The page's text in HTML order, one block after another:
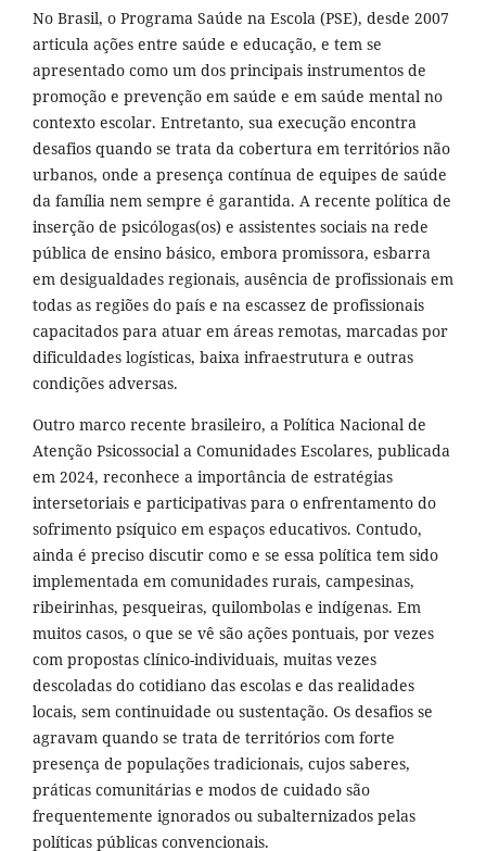
No Brasil, o Programa Saúde na Escola (PSE), desde 2007
articula ações entre saúde e educação, e tem se
apresentado como um dos principais instrumentos de
promoção e prevenção em saúde e em saúde mental no
contexto escolar. Entretanto, sua execução encontra
desafios quando se trata da cobertura em territórios não
urbanos, onde a presença contínua de equipes de saúde
da família nem sempre é garantida. A recente política de
inserção de psicólogas(os) e assistentes sociais na rede
pública de ensino básico, embora promissora, esbarra
em desigualdades regionais, ausência de profissionais em
todas as regiões do país e na escassez de profissionais
capacitados para atuar em áreas remotas, marcadas por
dificuldades logísticas, baixa infraestrutura e outras
condições adversas.
Outro marco recente brasileiro, a Política Nacional de
Atenção Psicossocial a Comunidades Escolares, publicada
em 2024, reconhece a importância de estratégias
intersetoriais e participativas para o enfrentamento do
sofrimento psíquico em espaços educativos. Contudo,
ainda é preciso discutir como e se essa política tem sido
implementada em comunidades rurais, campesinas,
ribeirinhas, pesqueiras, quilombolas e indígenas. Em
muitos casos, o que se vê são ações pontuais, por vezes
com propostas clínico-individuais, muitas vezes
descoladas do cotidiano das escolas e das realidades
locais, sem continuidade ou sustentação. Os desafios se
agravam quando se trata de territórios com forte
presença de populações tradicionais, cujos saberes,
práticas comunitárias e modos de cuidado são
frequentemente ignorados ou subalternizados pelas
políticas públicas convencionais.